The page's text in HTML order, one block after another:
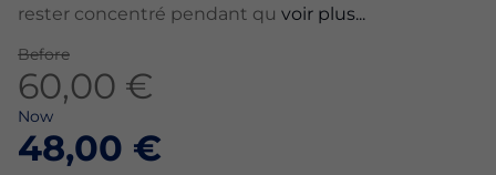
rester concentré pendant qu voir plus...
Before
60,00 €
Now
48,00 €